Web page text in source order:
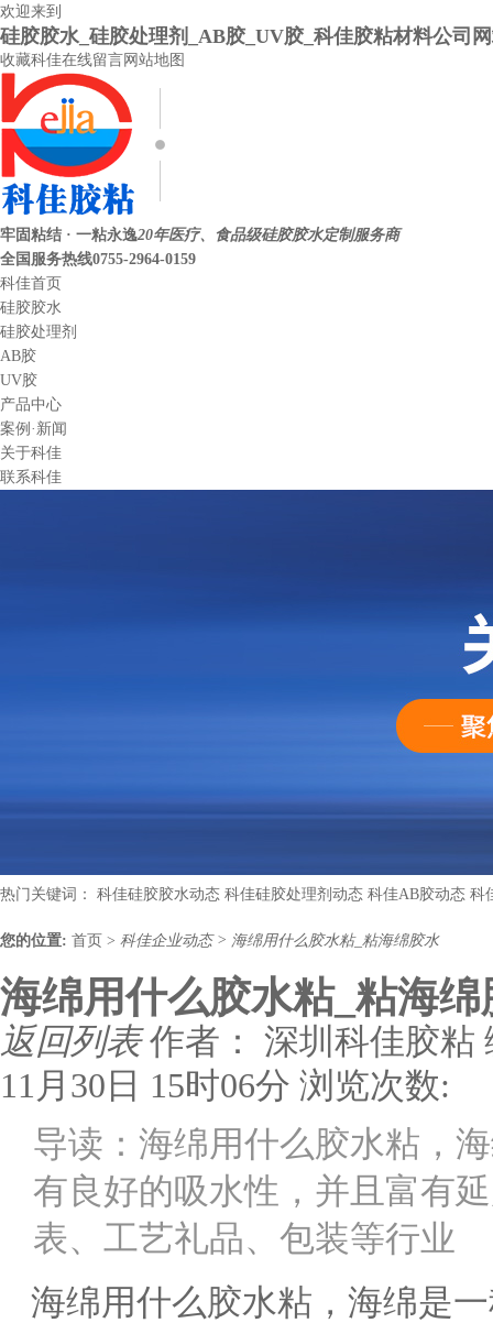
欢迎来到
硅胶胶水_硅胶处理剂_AB胶_UV胶_科佳胶粘材料公司
收藏科佳在线留言网站地图
牢固粘结 · 一粘永逸20年医疗、食品级硅胶胶水定制服务商
全国服务热线0755-2964-0159
科佳首页
硅胶胶水
硅胶处理剂
AB胶
UV胶
产品中心
案例·新闻
关于科佳
联系科佳
热门关键词： 科佳硅胶胶水动态 科佳硅胶处理剂动态 科佳AB胶动态 科
您的位置: 首页 > 科佳企业动态 > 海绵用什么胶水粘_粘海绵胶水
海绵用什么胶水粘_粘海绵
返回列表作者： 深圳科佳胶粘
11月30日 15时06分 浏览次数:
导读：海绵用什么胶水粘，
有良好的吸水性，并且富有
表、工艺礼品、包装等行业
海绵用什么胶水粘，海绵是